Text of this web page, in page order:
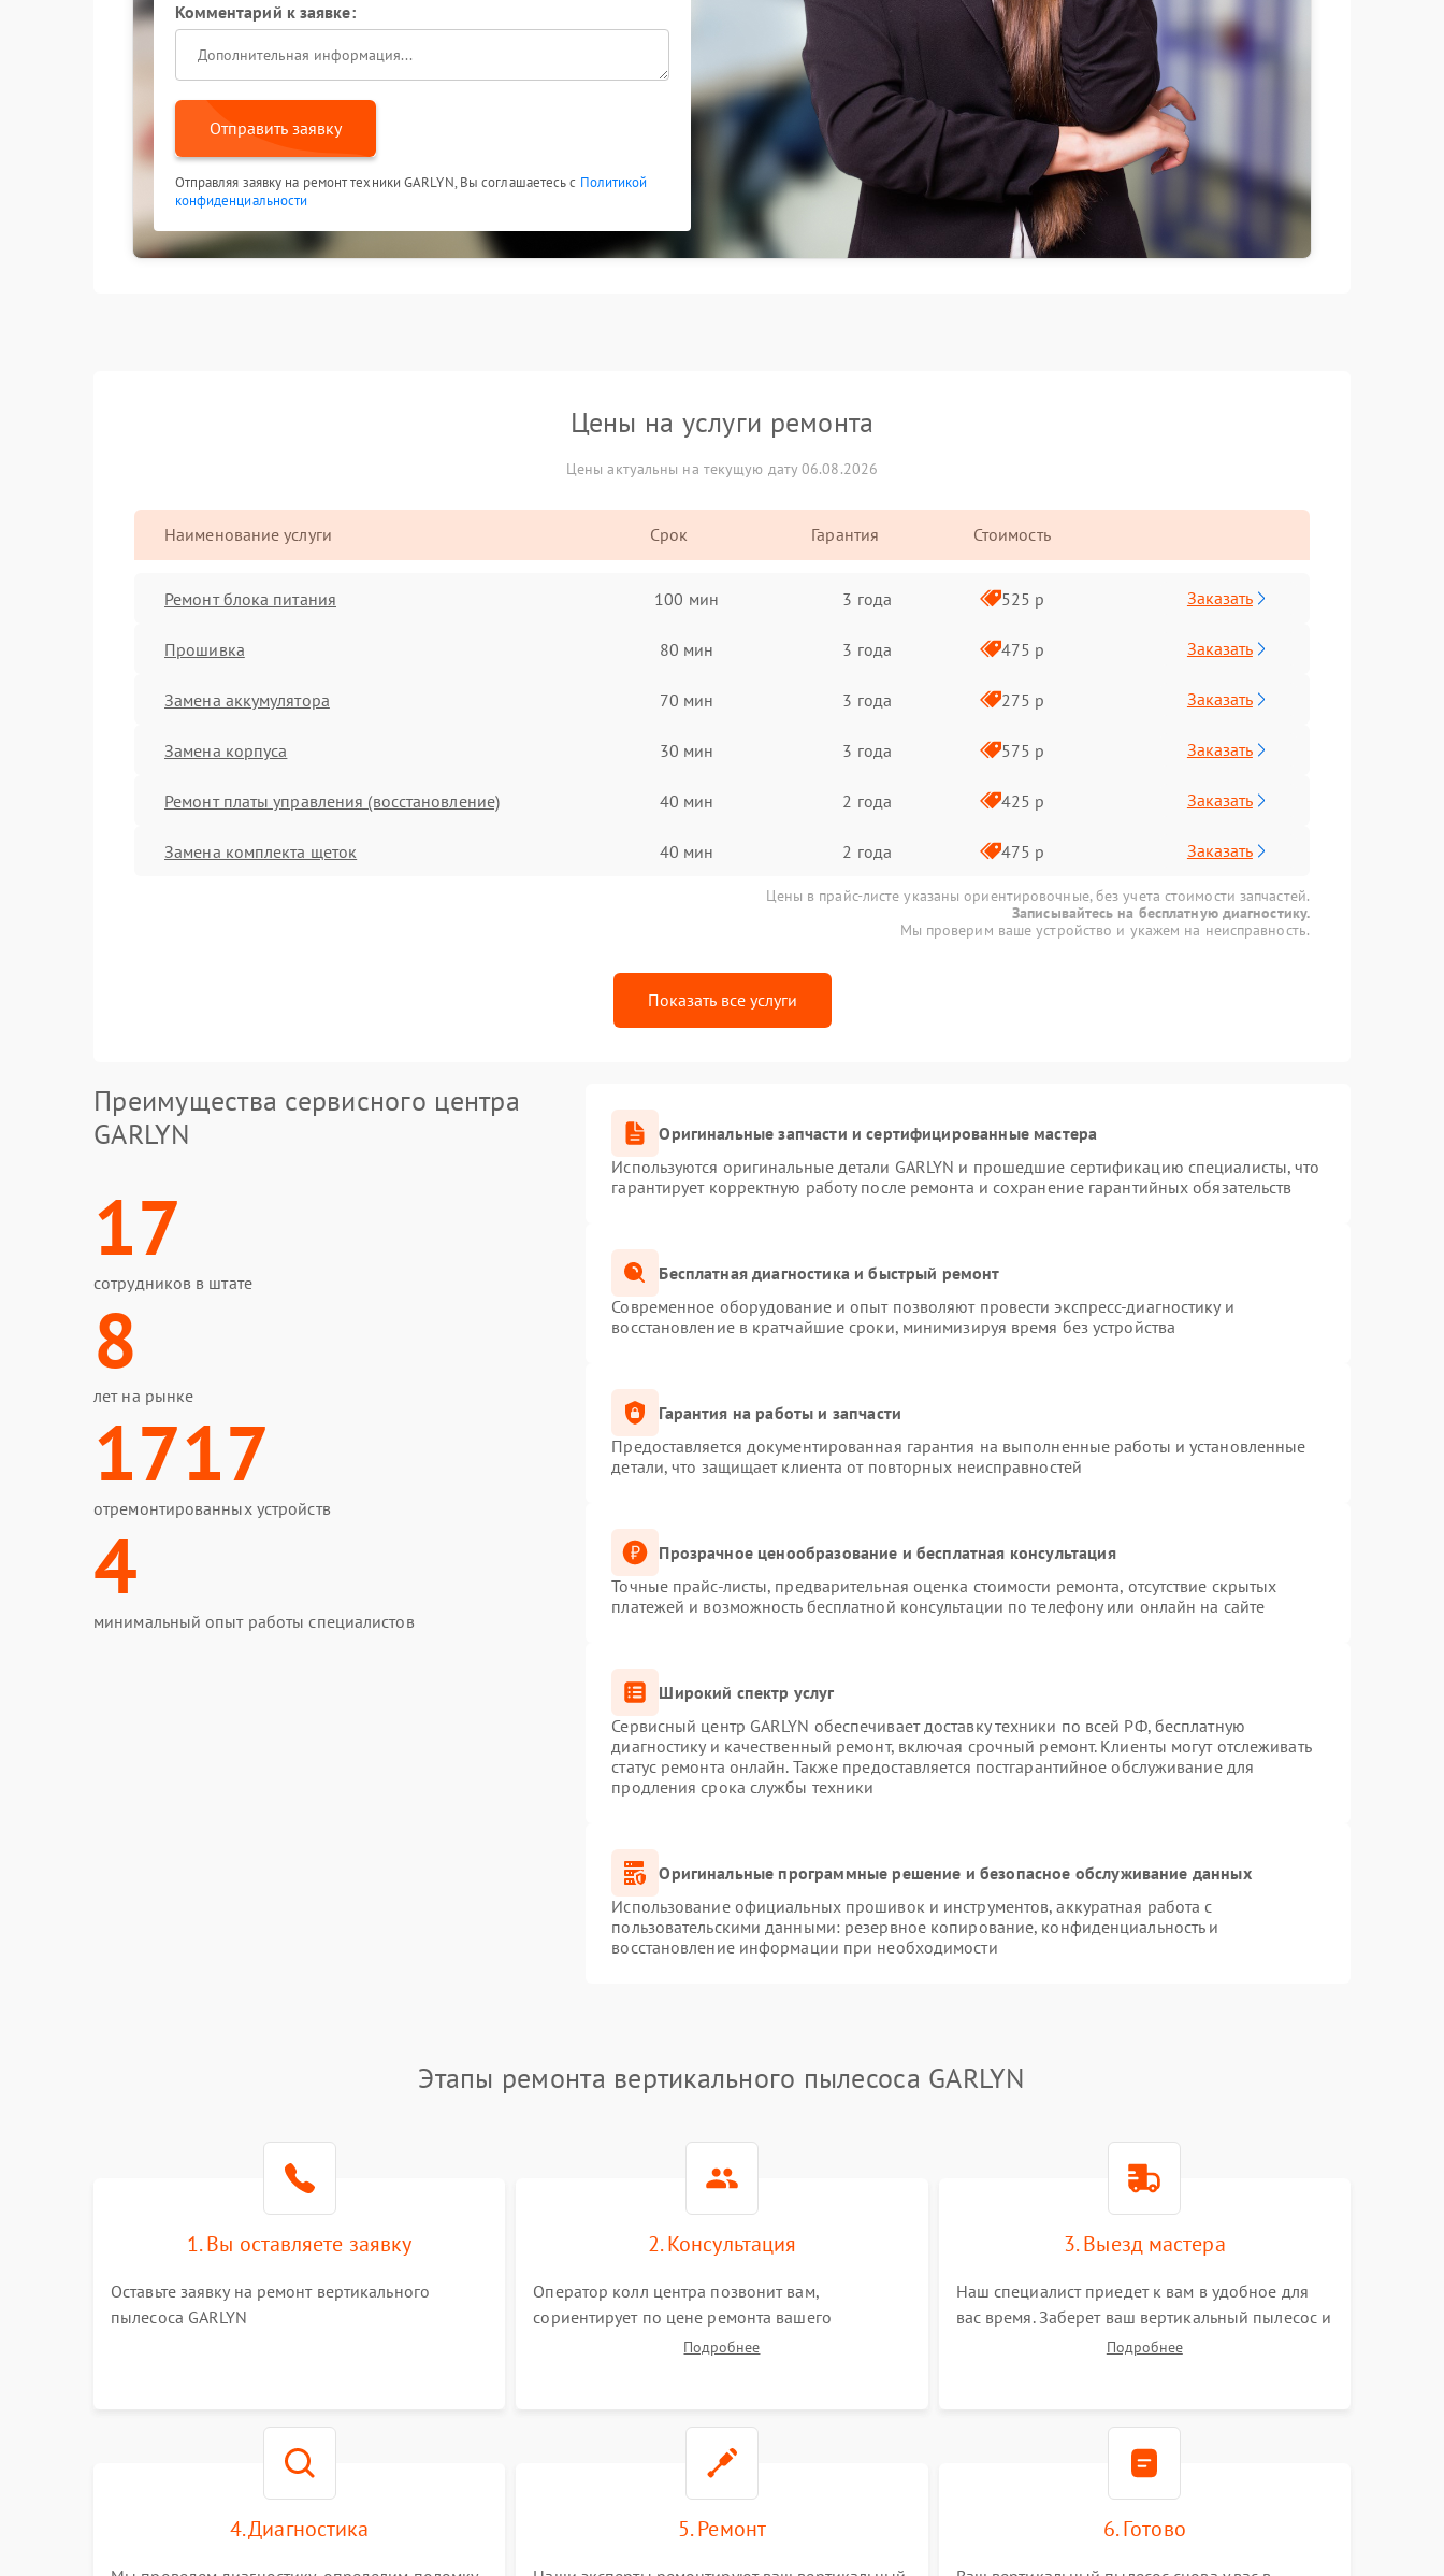
Комментарий к заявке:
Отправить заявку
Отправляя заявку на ремонт техники GARLYN, Вы соглашаетесь с Политикой
конфиденциальности
Цены на услуги ремонта
Цены актуальны на текущую дату 06.08.2026
Наименование услуги Срок Гарантия Стоимость
Ремонт блока питания 100 мин 3 года 525 р Заказать
Прошивка 80 мин 3 года 475 р Заказать
Замена аккумулятора 70 мин 3 года 275 р Заказать
Замена корпуса 30 мин 3 года 575 р Заказать
Ремонт платы управления (восстановление) 40 мин 2 года 425 р Заказать
Замена комплекта щеток 40 мин 2 года 475 р Заказать
Цены в прайс-листе указаны ориентировочные, без учета стоимости запчастей.
Записывайтесь на бесплатную диагностику.
Мы проверим ваше устройство и укажем на неисправность.
Показать все услуги
Преимущества сервисного центра
GARLYN
17
сотрудников в штате
8
лет на рынке
1717
отремонтированных устройств
4
минимальный опыт работы специалистов
Оригинальные запчасти и сертифицированные мастера
Используются оригинальные детали GARLYN и прошедшие сертификацию специалисты, что
гарантирует корректную работу после ремонта и сохранение гарантийных обязательств
Бесплатная диагностика и быстрый ремонт
Современное оборудование и опыт позволяют провести экспресс-диагностику и
восстановление в кратчайшие сроки, минимизируя время без устройства
Гарантия на работы и запчасти
Предоставляется документированная гарантия на выполненные работы и установленные
детали, что защищает клиента от повторных неисправностей
Прозрачное ценообразование и бесплатная консультация
Точные прайс-листы, предварительная оценка стоимости ремонта, отсутствие скрытых
платежей и возможность бесплатной консультации по телефону или онлайн на сайте
Широкий спектр услуг
Сервисный центр GARLYN обеспечивает доставку техники по всей РФ, бесплатную
диагностику и качественный ремонт, включая срочный ремонт. Клиенты могут отслеживать
статус ремонта онлайн. Также предоставляется постгарантийное обслуживание для
продления срока службы техники
Оригинальные программные решение и безопасное обслуживание данных
Использование официальных прошивок и инструментов, аккуратная работа с
пользовательскими данными: резервное копирование, конфиденциальность и
восстановление информации при необходимости
Этапы ремонта вертикального пылесоса GARLYN
1. Вы оставляете заявку
Оставьте заявку на ремонт вертикального
пылесоса GARLYN
2. Консультация
Оператор колл центра позвонит вам,
сориентирует по цене ремонта вашего
вертикального пылесоса а также ответит на все
Подробнее
3. Выезд мастера
Наш специалист приедет к вам в удобное для
вас время. Заберет ваш вертикальный пылесос и
привезет на склад для диагностики.
Подробнее
4. Диагностика 5. Ремонт 6. Готово